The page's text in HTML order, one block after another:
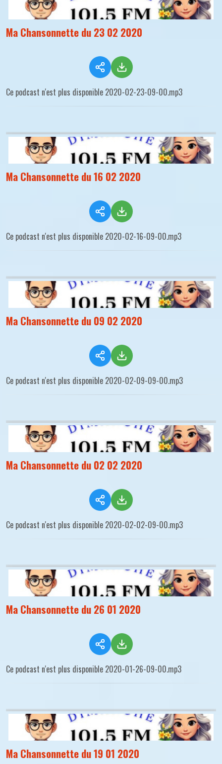
Ma Chansonnette du 23 02 2020
Ce podcast n'est plus disponible 2020-02-23-09-00.mp3
Ma Chansonnette du 16 02 2020
Ce podcast n'est plus disponible 2020-02-16-09-00.mp3
Ma Chansonnette du 09 02 2020
Ce podcast n'est plus disponible 2020-02-09-09-00.mp3
Ma Chansonnette du 02 02 2020
Ce podcast n'est plus disponible 2020-02-02-09-00.mp3
Ma Chansonnette du 26 01 2020
Ce podcast n'est plus disponible 2020-01-26-09-00.mp3
Ma Chansonnette du 19 01 2020